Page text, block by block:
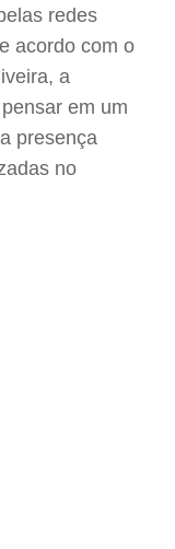
redes
acordo com o
a
em um
presença
no